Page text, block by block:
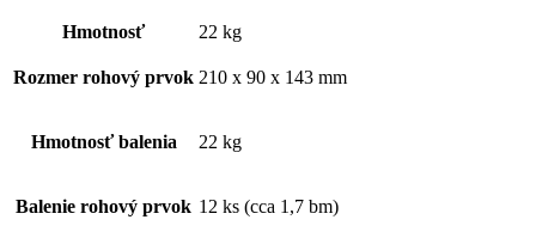
Hmotnosť 22 kg
Rozmer rohový prvok 210 x 90 x 143 mm
Hmotnosť balenia 22 kg
Balenie rohový prvok 12 ks (cca 1,7 bm)